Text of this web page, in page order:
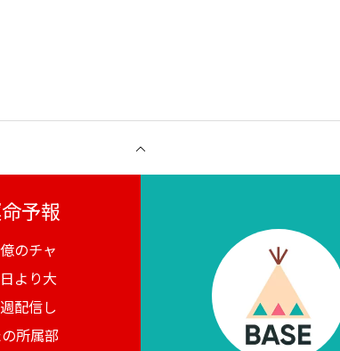
予報
のチャ
より大
配信し
所属部